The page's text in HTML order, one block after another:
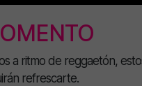
a ritmo de reggaetón,
refrescarte.